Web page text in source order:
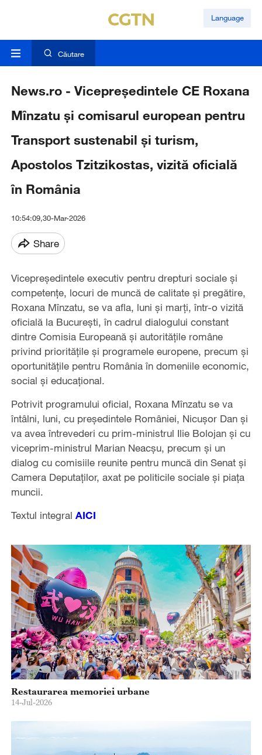
Language
Căutare
News.ro - Vicepreşedintele CE Roxana
Mînzatu şi comisarul european pentru
Transport sustenabil şi turism,
Apostolos Tzitzikostas, vizită oficială
în România
10:54:09,30-Mar-2026
Share
Vicepreşedintele executiv pentru drepturi sociale şi
competenţe, locuri de muncă de calitate şi pregătire,
Roxana Mînzatu, se va afla, luni şi marţi, într-o vizită
oficială la Bucureşti, în cadrul dialogului constant
dintre Comisia Europeană şi autorităţile române
privind priorităţile şi programele europene, precum şi
oportunităţile pentru România în domeniile economic,
social şi educaţional.
Potrivit programului oficial, Roxana Mînzatu se va
întâlni, luni, cu preşedintele României, Nicuşor Dan şi
va avea întrevederi cu prim-ministrul Ilie Bolojan şi cu
viceprim-ministrul Marian Neacşu, precum şi un
dialog cu comisiile reunite pentru muncă din Senat şi
Camera Deputaţilor, axat pe politicile sociale şi piaţa
muncii.
Textul integral AICI
Restaurarea memoriei urbane
14-Jul-2026